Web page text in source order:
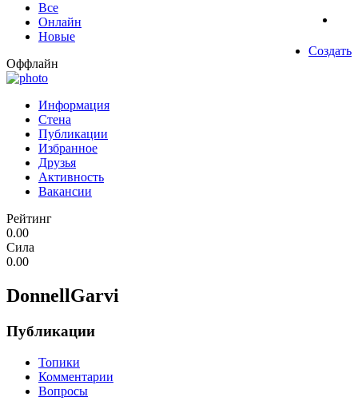
Все
Онлайн
Новые
Создать
Оффлайн
Информация
Стена
Публикации
Избранное
Друзья
Активность
Вакансии
Рейтинг
0.00
Сила
0.00
DonnellGarvi
Публикации
Топики
Комментарии
Вопросы